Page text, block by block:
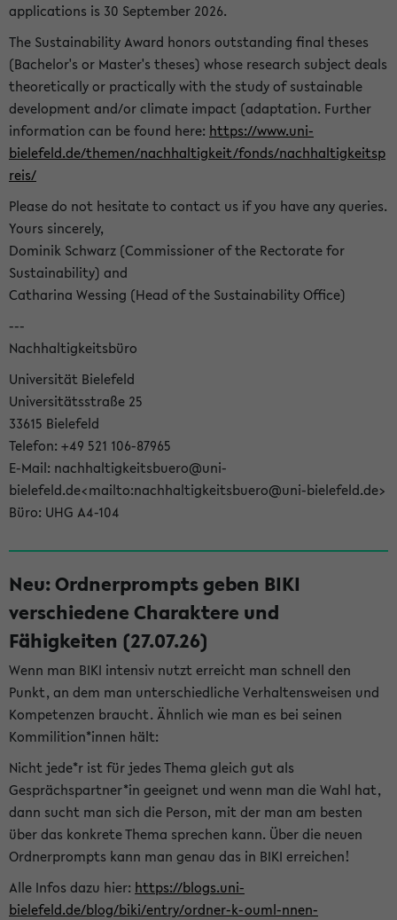
applications is 30 September 2026.
The Sustainability Award honors outstanding final theses
(Bachelor's or Master's theses) whose research subject deals
theoretically or practically with the study of sustainable
development and/or climate impact (adaptation. Further
information can be found here: https://www.uni-
bielefeld.de/themen/nachhaltigkeit/fonds/nachhaltigkeitsp
reis/
Please do not hesitate to contact us if you have any queries.
Yours sincerely,
Dominik Schwarz (Commissioner of the Rectorate for
Sustainability) and
Catharina Wessing (Head of the Sustainability Office)
---
Nachhaltigkeitsbüro
Universität Bielefeld
Universitätsstraße 25
33615 Bielefeld
Telefon: +49 521 106-87965
E-Mail: nachhaltigkeitsbuero@uni-
bielefeld.de<mailto:nachhaltigkeitsbuero@uni-bielefeld.de>
Büro: UHG A4-104
Neu: Ordnerprompts geben BIKI
verschiedene Charaktere und
Fähigkeiten (27.07.26)
Wenn man BIKI intensiv nutzt erreicht man schnell den
Punkt, an dem man unterschiedliche Verhaltensweisen und
Kompetenzen braucht. Ähnlich wie man es bei seinen
Kommilition*innen hält:
Nicht jede*r ist für jedes Thema gleich gut als
Gesprächspartner*in geeignet und wenn man die Wahl hat,
dann sucht man sich die Person, mit der man am besten
über das konkrete Thema sprechen kann. Über die neuen
Ordnerprompts kann man genau das in BIKI erreichen!
Alle Infos dazu hier: https://blogs.uni-
bielefeld.de/blog/biki/entry/ordner-k-ouml-nnen-